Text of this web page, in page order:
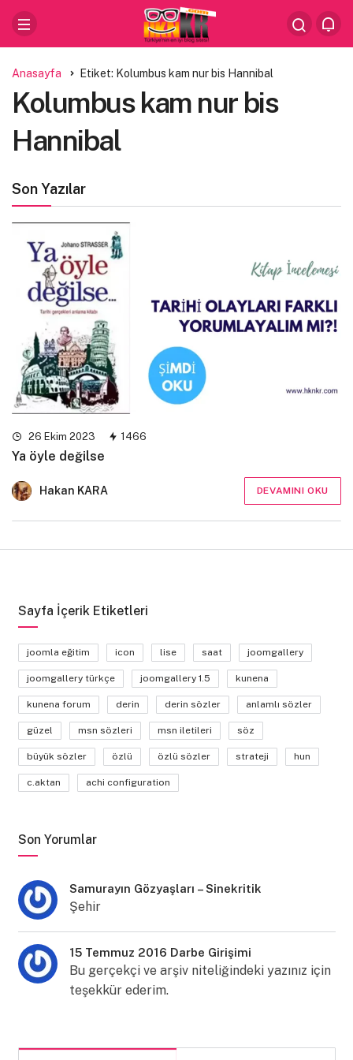
Anasayfa Etiket: Kolumbus kam nur bis Hannibal
Kolumbus kam nur bis
Hannibal
Son Yazılar
26 Ekim 2023 1466
Ya öyle değilse
Hakan KARA DEVAMINI OKU
Sayfa İçerik Etiketleri
joomla eğitim icon lise saat joomgallery
joomgallery türkçe joomgallery 1.5 kunena
kunena forum derin derin sözler anlamlı sözler
güzel msn sözleri msn iletileri söz
büyük sözler özlü özlü sözler strateji hun
c.aktan achi configuration
Son Yorumlar
Samurayın Gözyaşları – Sinekritik
Şehir
15 Temmuz 2016 Darbe Girişimi
Bu gerçekçi ve arşiv niteliğindeki yazınız için
teşekkür ederim.